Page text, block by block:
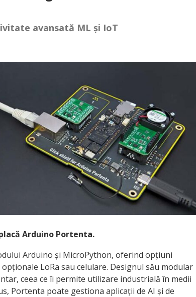
avansată ML și IoT
Arduino Portenta.
Arduino și MicroPython, oferind opțiuni
LoRa sau celulare. Designul său modular
ceea ce îi permite utilizare industrială în medii
Portenta poate gestiona aplicații de AI și de